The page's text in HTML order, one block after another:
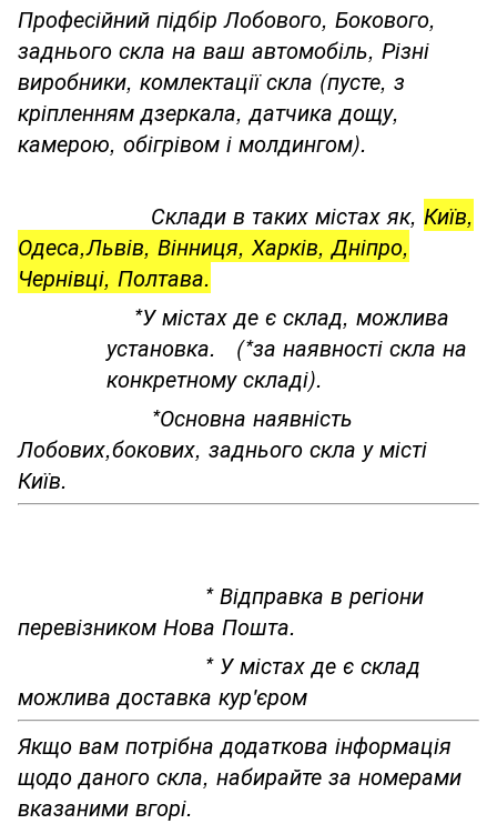
Професійний підбір Лобового, Бокового,
заднього скла на ваш автомобіль, Різні
виробники, комлектації скла (пусте, з
кріпленням дзеркала, датчика дощу,
камерою, обігрівом і молдингом).
Склади в таких містах як, Київ,
Одеса,Львів, Вінниця, Харків, Дніпро,
Чернівці, Полтава.
*У містах де є склад, можлива
установка. (*за наявності скла на
конкретному складі).
*Основна наявність
Лобових,бокових, заднього скла у місті
Київ.
* Відправка в регіони
перевізником Нова Пошта.
* У містах де є склад
можлива доставка кур'єром
Якщо вам потрібна додаткова інформація
щодо даного скла, набирайте за номерами
вказаними вгорі.